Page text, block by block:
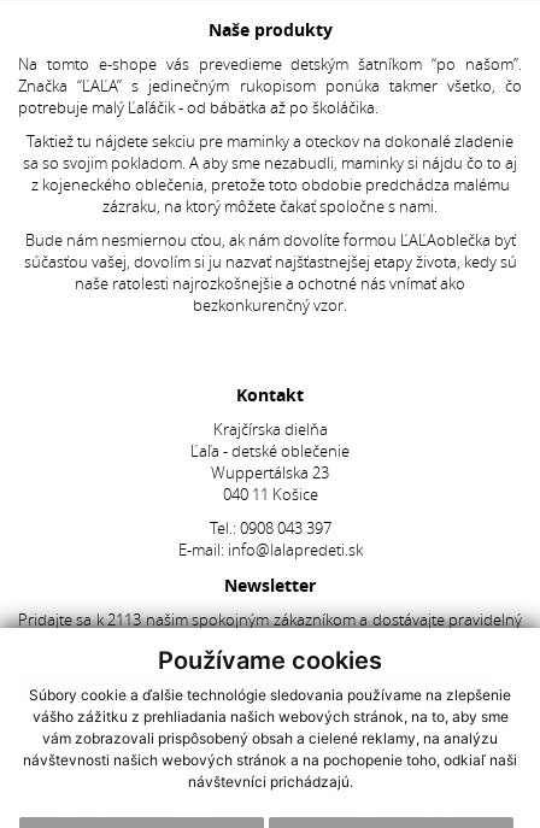
Používame cookies
Súbory cookie a ďalšie technológie sledovania používame na zlepšenie
vášho zážitku z prehliadania našich webových stránok, na to, aby sme
vám zobrazovali prispôsobený obsah a cielené reklamy, na analýzu
návštevnosti našich webových stránok a na pochopenie toho, odkiaľ naši
návštevníci prichádzajú.
Naše produkty
Na tomto e-shope vás prevedieme detským šatníkom “po našom”.
Značka “ĽAĽA” s jedinečným rukopisom ponúka takmer všetko, čo
potrebuje malý Ľaľáčik - od bábätka až po školáčika.
Taktiež tu nájdete sekciu pre maminky a oteckov na dokonalé zladenie
sa so svojim pokladom. A aby sme nezabudli, maminky si nájdu čo to aj
z kojeneckého oblečenia, pretože toto obdobie predchádza malému
zázraku, na ktorý môžete čakať spoločne s nami.
Bude nám nesmiernou cťou, ak nám dovolíte formou ĽAĽAoblečka byť
súčasťou vašej, dovolím si ju nazvať najšťastnejšej etapy života, kedy sú
naše ratolesti najrozkošnejšie a ochotné nás vnímať ako
bezkonkurenčný vzor.
Kontakt
Krajčírska dielňa
Ľaľa - detské oblečenie
Wuppertálska 23
040 11 Košice
Tel.: 0908 043 397
E-mail: info@lalapredeti.sk
Newsletter
Pridajte sa k 2113 našim spokojným zákazníkom a dostávajte pravidelný
Súhlasím so spracovaním osobných údajov
AKCIOVÉ PRODUKTY NAJNOVŠIE V PONUKE|
OCHRANA OSOBNÝCH
O nás|Ako nakupovať|Obchodné podmienky|Reklamačný poriadok